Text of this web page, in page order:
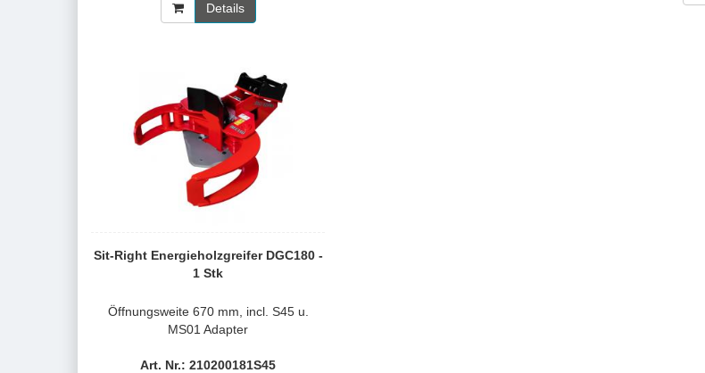
Details
Sit-Right Energieholzgreifer DGC180 -
1 Stk
Öffnungsweite 670 mm, incl. S45 u.
MS01 Adapter
Art. Nr.: 210200181S45